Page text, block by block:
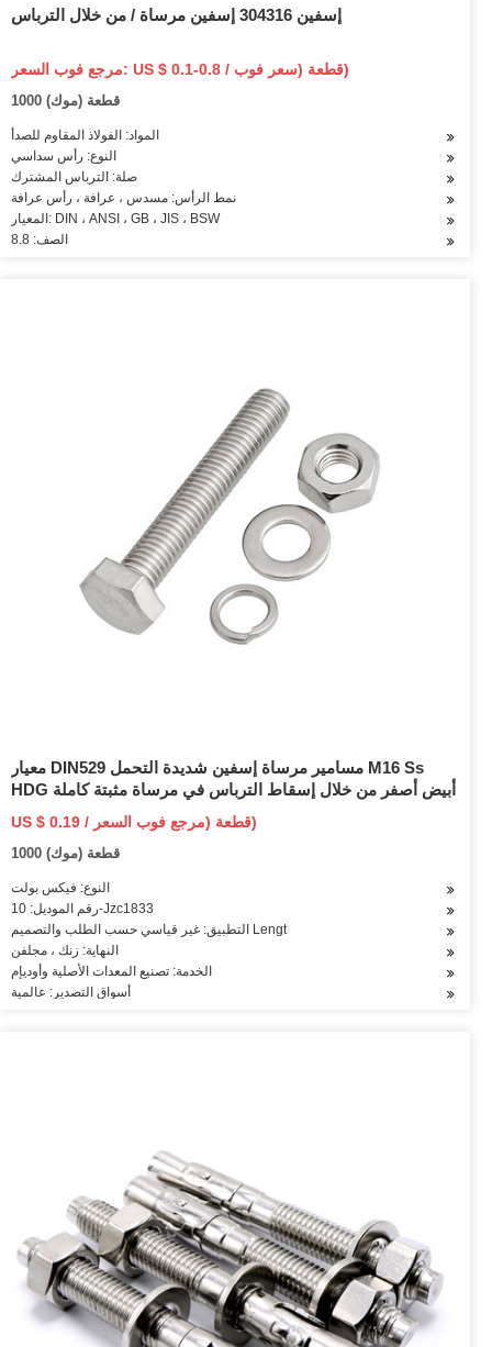
إسفين 304316 إسفين مرساة / من خلال الترباس
مرجع فوب السعر: US $ 0.1-0.8 / قطعة (سعر فوب)
1000 قطعة (موك)
المواد: الفولاذ المقاوم للصدأ
النوع: رأس سداسي
صلة: الترباس المشترك
نمط الرأس: مسدس ، عرافة ، رأس عرافة
المعيار: DIN ، ANSI ، GB ، JIS ، BSW
الصف: 8.8
معيار DIN529 مسامير مرساة إسفين شديدة التحمل M16 Ss
HDG أبيض أصفر من خلال إسقاط الترباس في مرساة مثبتة كاملة
US $ 0.19 / قطعة (مرجع فوب السعر)
1000 قطعة (موك)
النوع: فيكس بولت
رقم الموديل: 10-Jzc1833
التطبيق: غير قياسي حسب الطلب والتصميم Lengt
النهاية: زنك ، مجلفن
الخدمة: تصنيع المعدات الأصلية وأوديإم
أسواق التصدير: عالمية